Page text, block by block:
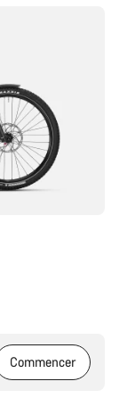
Commencer